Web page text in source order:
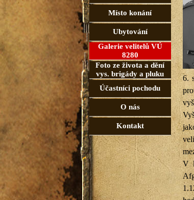
Místo konání
Ubytování
Galerie velitelů VÚ
8280
Foto ze života a dění
vys. brigády a pluku
Účastníci pochodu
O nás
Kontakt
6.
V